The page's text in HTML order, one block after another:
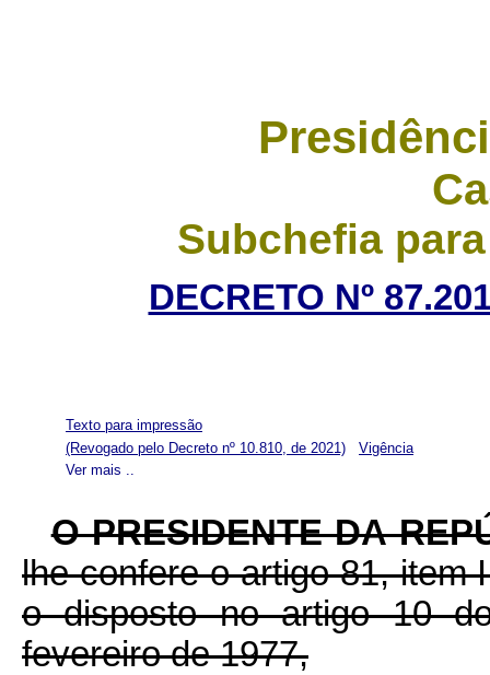
Subchefia
DECRETO Nº
Texto para impressão
Ver mais ..
(Revogado pelo Decreto nº 10.810, de 2021) Vigência
O PRESIDENTE DA
lhe confere o artigo 81, item
o disposto no artigo 10
fevereiro de 1977,